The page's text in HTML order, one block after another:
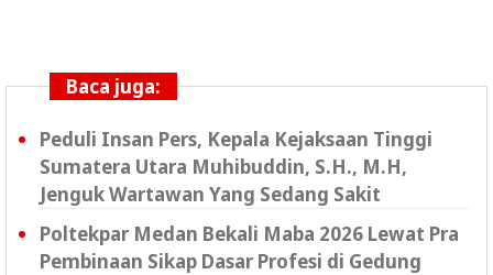
Baca juga:
Peduli Insan Pers, Kepala Kejaksaan Tinggi
Sumatera Utara Muhibuddin, S.H., M.H,
Jenguk Wartawan Yang Sedang Sakit
Poltekpar Medan Bekali Maba 2026 Lewat Pra
Pembinaan Sikap Dasar Profesi di Gedung